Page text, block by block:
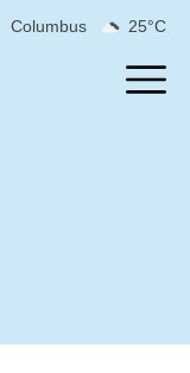
Columbus 25°C